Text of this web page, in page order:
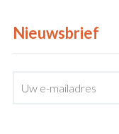
Nieuwsbrief